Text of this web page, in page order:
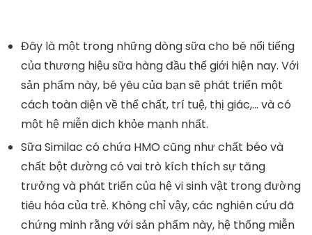
Đây là một trong những dòng sữa cho bé nổi tiếng
của thương hiệu sữa hàng đầu thế giới hiện nay. Với
sản phẩm này, bé yêu của bạn sẽ phát triển một
cách toàn diện về thể chất, trí tuệ, thị giác,… và có
một hệ miễn dịch khỏe mạnh nhất.
Sữa Similac có chứa HMO cũng như chất béo và
chất bột đường có vai trò kích thích sự tăng
trưởng và phát triển của hệ vi sinh vật trong đường
tiêu hóa của trẻ. Không chỉ vậy, các nghiên cứu đã
chứng minh rằng với sản phẩm này, hệ thống miễn